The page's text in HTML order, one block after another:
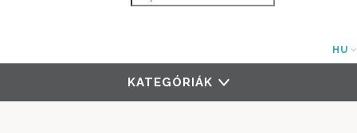
HU
KATEGÓRIÁK